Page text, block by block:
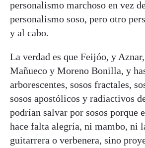
personalismo marchoso en vez
personalismo soso, pero otro
y al cabo.
La verdad es que Feijóo, y
Mañueco y Moreno Bonilla, y
arborescentes, sosos fractales,
sosos apostólicos y radiactivos
podrían salvar por sosos porque
hace falta alegría, ni mambo, ni
guitarrera o verbenera, sino